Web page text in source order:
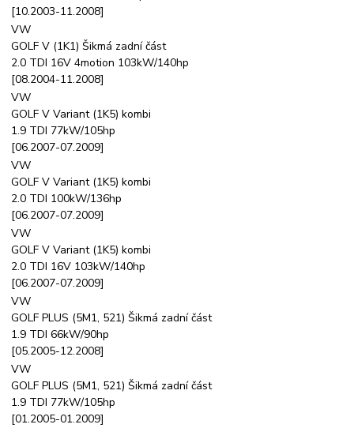
[10.2003-11.2008]
VW
GOLF V (1K1) Šikmá zadní část
2.0 TDI 16V 4motion 103kW/140hp
[08.2004-11.2008]
VW
GOLF V Variant (1K5) kombi
1.9 TDI 77kW/105hp
[06.2007-07.2009]
VW
GOLF V Variant (1K5) kombi
2.0 TDI 100kW/136hp
[06.2007-07.2009]
VW
GOLF V Variant (1K5) kombi
2.0 TDI 16V 103kW/140hp
[06.2007-07.2009]
VW
GOLF PLUS (5M1, 521) Šikmá zadní část
1.9 TDI 66kW/90hp
[05.2005-12.2008]
VW
GOLF PLUS (5M1, 521) Šikmá zadní část
1.9 TDI 77kW/105hp
[01.2005-01.2009]